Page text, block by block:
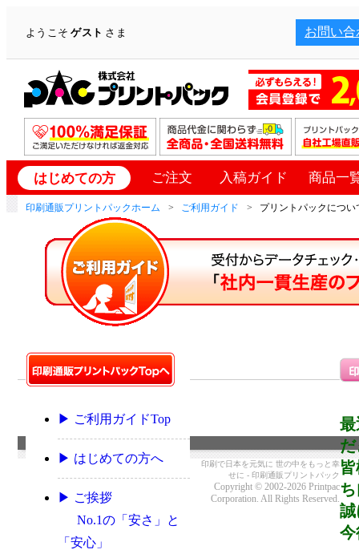
ようこそゲスト さま お問い合
はじめての方 ご注文 入稿ガイド 商品一
印刷通販プリントパックホーム ご利用ガイド プリントパックについ
最
だ
誠
今
▶ ご利用ガイドTop
▶ はじめての方へ
▶ ご挨拶
No.1の「安さ」と
「安心」
印刷で日本を元気に 世の中をもっと幸
せに - 印刷通販プリントパック
Copyright © 2002-2026 Printpac
Corporation. All Rights Reserved.